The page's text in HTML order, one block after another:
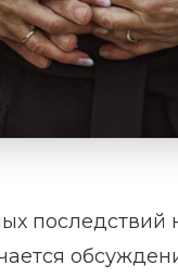
последствий